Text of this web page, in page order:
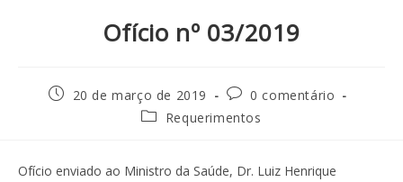
Ofício nº 03/2019
20 de março de 2019
0 comentário
Requerimentos
Ofício enviado ao Ministro da Saúde, Dr. Luiz Henrique